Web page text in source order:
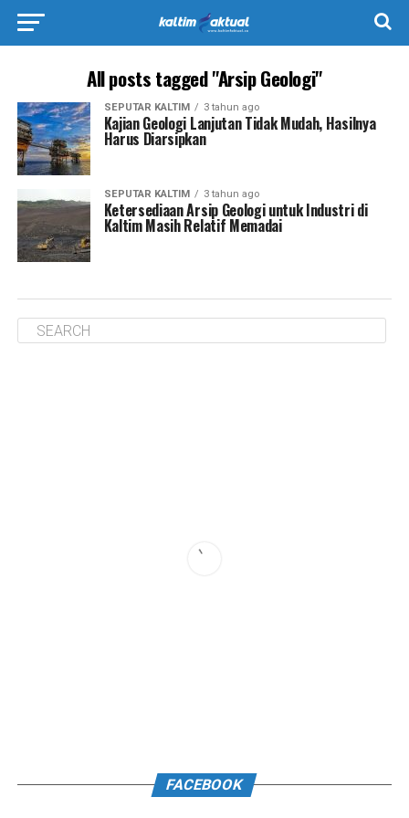
All posts tagged "Arsip Geologi"
SEPUTAR KALTIM 3 tahun ago
Kajian Geologi Lanjutan Tidak Mudah, Hasilnya
Harus Diarsipkan
SEPUTAR KALTIM 3 tahun ago
Ketersediaan Arsip Geologi untuk Industri di
Kaltim Masih Relatif Memadai
FACEBOOK